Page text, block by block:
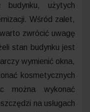
użytych
Wśród zalet,
zwrócić uwagę
stan budynku jest
wymienić okna,
kosmetycznych
można wykonać
na usługach